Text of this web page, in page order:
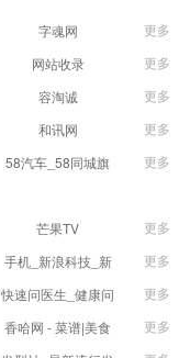
收录
字魂网
更多
网站收录
更多
容淘诚
更多
和讯网
更多
58汽车_58同城旗
更多
芒果TV
更多
手机_新浪科技_新
浪网
更多
快速问医生_健康问
题免费在线咨询专
更多
香哈网 - 菜谱|美食
菜谱|菜谱大全-学做
更多